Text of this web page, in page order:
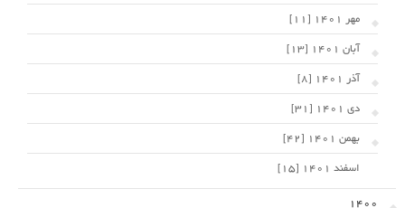
مهر 1401 [11]
آبان 1401 [13]
آذر 1401 [8]
دی 1401 [31]
بهمن 1401 [42]
اسفند 1401 [15]
1400